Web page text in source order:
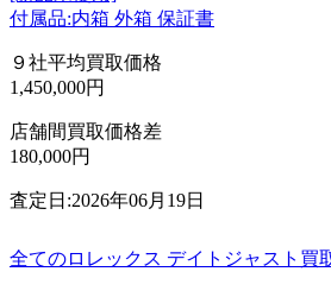
付属品:内箱 外箱 保証書
９社平均買取価格
1,450,000円
店舗間買取価格差
180,000円
査定日:2026年06月19日
全てのロレックス デイトジャスト買